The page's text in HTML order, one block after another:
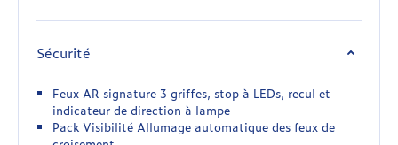
Sécurité
Feux AR signature 3 griffes, stop à LEDs, recul et
indicateur de direction à lampe
Pack Visibilité Allumage automatique des feux de